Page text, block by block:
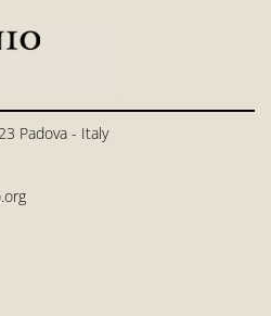
Padova - Italy